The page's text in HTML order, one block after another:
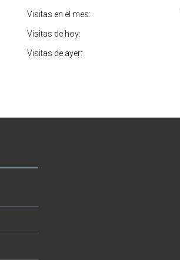
Visitas en el mes:
Visitas de hoy:
Visitas de ayer: